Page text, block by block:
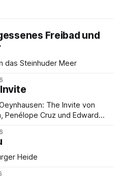
Freibad und
das Steinhuder Meer
The Invite von
Penélope Cruz und Edward
Heide